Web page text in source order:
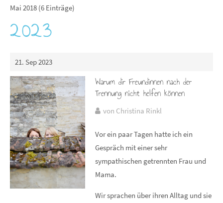
Mai 2018 (6 Einträge)
2023
21. Sep 2023
Warum dir Freundinnen nach der
Trennung nicht helfen können
von Christina Rinkl
Vor ein paar Tagen hatte ich ein
Gespräch mit einer sehr
sympathischen getrennten Frau und
Mama.
Wir sprachen über ihren Alltag und sie